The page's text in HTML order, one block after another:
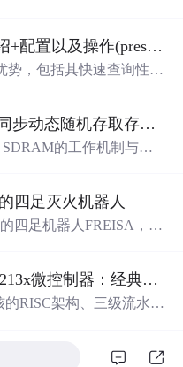
presto单机版和集群版-介绍+配置以及操作(presto和hive的对+java连接presto,)
势，包括其快速查询性
在执行MR任务时的速度
型处理的特殊性。此外，
【ADCU详解】LPDDR5 同步动态随机存取存储器（SDRAM）
的工作机制与关
统中的关键作用。
四足灭火机器人
四足机器人FREISA，它
发、视觉系统和导航系
ARM7TDMI-S内核与LPC213x微控制器：经典架构、外设应用与实战开发指南
RISC架构、三级流水线
）的寄存器级配置与应